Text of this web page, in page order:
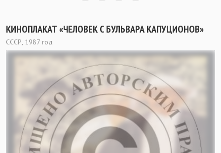
КИНОПЛАКАТ «ЧЕЛОВЕК С БУЛЬВАРА КАПУЦИОНОВ»
СССР, 1987 год